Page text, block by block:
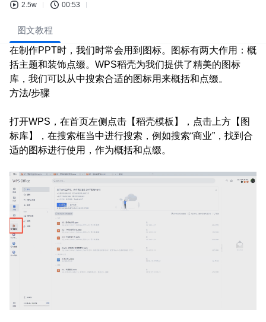
2.5w 00:53
图文教程
在制作PPT时，我们时常会用到图标。图标有两大作用：概
括主题和装饰点缀。WPS稻壳为我们提供了精美的图标
库，我们可以从中搜索合适的图标用来概括和点缀。
方法/步骤
打开WPS，在首页左侧点击【稻壳模板】，点击上方【图
标库】，在搜索框当中进行搜索，例如搜索“商业”，找到合
适的图标进行使用，作为概括和点缀。